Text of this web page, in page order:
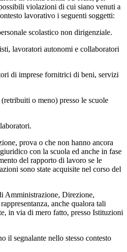
violazioni di cui siano venuti a
lavorativo i seguenti soggetti:
scolastico non dirigenziale.
lavoratori autonomi e collaboratori
di imprese fornitrici di beni, servizi
o meno) presso le scuole
prova o che non hanno ancora
con la scuola ed anche in fase
del rapporto di lavoro se le
sono state acquisite nel corso del
Amministrazione, Direzione,
anche qualora tali
in via di mero fatto, presso Istituzioni
il segnalante nello stesso contesto